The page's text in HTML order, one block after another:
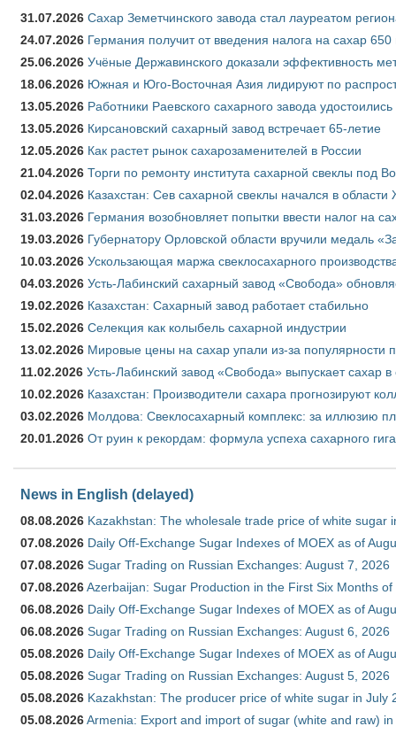
31.07.2026 Сахар Земетчинского завода стал лауреатом
24.07.2026 Германия получит от введения налога на сахар
25.06.2026 Учёные Державинского доказали эффективность
18.06.2026 Южная и Юго-Восточная Азия лидируют по
13.05.2026 Работники Раевского сахарного завода удостоились
13.05.2026 Кирсановский сахарный завод встречает 65-летие
12.05.2026 Как растет рынок сахарозаменителей в России
21.04.2026 Торги по ремонту института сахарной свеклы под
02.04.2026 Казахстан: Сев сахарной свеклы начался в области
31.03.2026 Германия возобновляет попытки ввести налог на
19.03.2026 Губернатору Орловской области вручили медаль
10.03.2026 Ускользающая маржа свеклосахарного
04.03.2026 Усть-Лабинский сахарный завод «Свобода»
19.02.2026 Казахстан: Сахарный завод работает стабильно
15.02.2026 Селекция как колыбель сахарной индустрии
13.02.2026 Мировые цены на сахар упали из-за популярности
11.02.2026 Усть-Лабинский завод «Свобода» выпускает сахар в
10.02.2026 Казахстан: Производители сахара прогнозируют
03.02.2026 Молдова: Свеклосахарный комплекс: за иллюзию
20.01.2026 От руин к рекордам: формула успеха сахарного
News in English (delayed)
08.08.2026 Kazakhstan: The wholesale trade price of white sugar
07.08.2026 Daily Off-Exchange Sugar Indexes of MOEX as of
07.08.2026 Sugar Trading on Russian Exchanges: August 7, 2026
07.08.2026Azerbaijan: Sugar Production in the First Six Months of
06.08.2026 Daily Off-Exchange Sugar Indexes of MOEX as of
06.08.2026 Sugar Trading on Russian Exchanges: August 6, 2026
05.08.2026 Daily Off-Exchange Sugar Indexes of MOEX as of
05.08.2026 Sugar Trading on Russian Exchanges: August 5, 2026
05.08.2026 Kazakhstan: The producer price of white sugar in July
05.08.2026Armenia: Export and import of sugar (white and raw)